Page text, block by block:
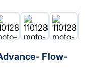
Flow-